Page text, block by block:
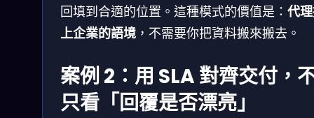
回填到合適的位置。這種模式的價值是： 代
上企業的語境 ，不需要你把資料搬來搬去。
案例 2：用 SLA 對齊交付，
只看「回覆是否漂亮」